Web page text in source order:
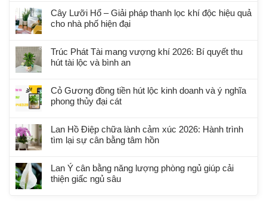
Cây Lưỡi Hổ – Giải pháp thanh lọc khí độc hiệu quả
cho nhà phố hiện đại
Trúc Phát Tài mang vượng khí 2026: Bí quyết thu
hút tài lộc và bình an
Cỏ Gương đồng tiền hút lộc kinh doanh và ý nghĩa
phong thủy đại cát
Lan Hồ Điệp chữa lành cảm xúc 2026: Hành trình
tìm lại sự cân bằng tâm hồn
Lan Ý cân bằng năng lượng phòng ngủ giúp cải
thiện giấc ngủ sâu